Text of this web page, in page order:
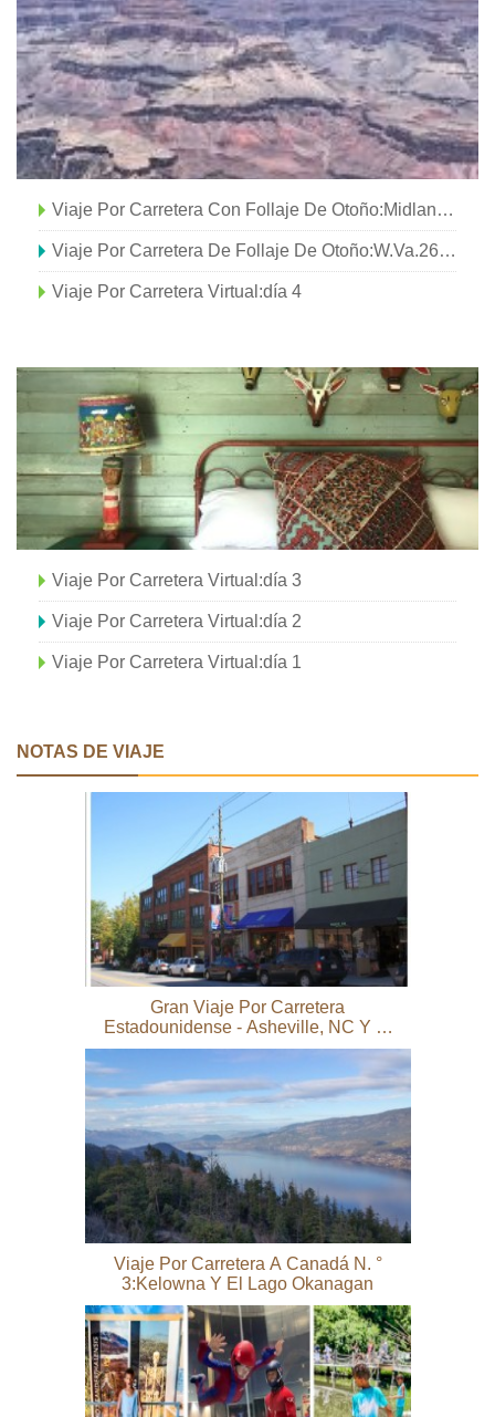
Viaje Por Carretera Con Follaje De Otoño:Midland Trail Y Country Route 11
Viaje Por Carretera De Follaje De Otoño:W.Va.26 A W.Va.24
Viaje Por Carretera Virtual:día 4
Viaje Por Carretera Virtual:día 3
Viaje Por Carretera Virtual:día 2
Viaje Por Carretera Virtual:día 1
NOTAS DE VIAJE
Gran Viaje Por Carretera
Estadounidense - Asheville, NC Y El
Sendero De Los Apalaches
Viaje Por Carretera A Canadá N. °
3:Kelowna Y El Lago Okanagan